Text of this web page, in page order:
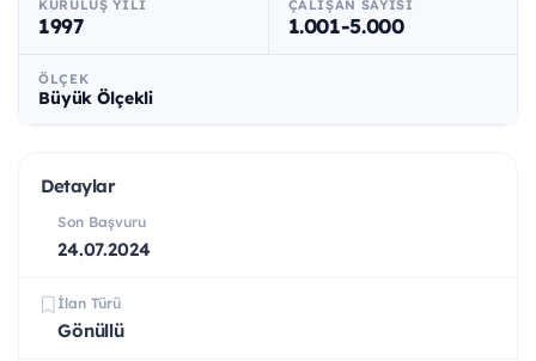
KURULUŞ YILI
1997
ÇALIŞAN SAYISI
1.001-5.000
ÖLÇEK
Büyük Ölçekli
Detaylar
Son Başvuru
24.07.2024
İlan Türü
Gönüllü